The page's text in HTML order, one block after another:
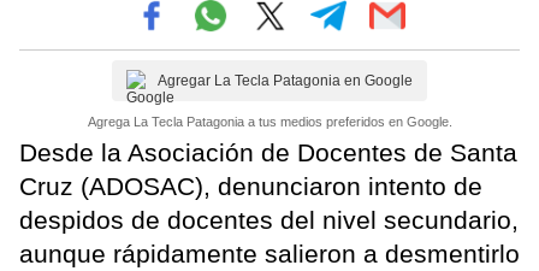
Agregar La Tecla Patagonia en Google
Agrega La Tecla Patagonia a tus medios preferidos en Google.
Desde la Asociación de Docentes de Santa
Cruz (ADOSAC), denunciaron intento de
despidos de docentes del nivel secundario,
aunque rápidamente salieron a desmentirlo